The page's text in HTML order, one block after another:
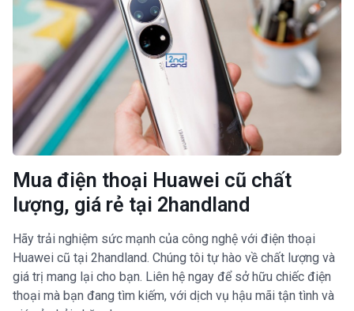
Mua điện thoại Huawei cũ chất
lượng, giá rẻ tại 2handland
Hãy trải nghiệm sức mạnh của công nghệ với điện thoại
Huawei cũ tại 2handland. Chúng tôi tự hào về chất lượng và
giá trị mang lại cho bạn. Liên hệ ngay để sở hữu chiếc điện
thoại mà bạn đang tìm kiếm, với dịch vụ hậu mãi tận tình và